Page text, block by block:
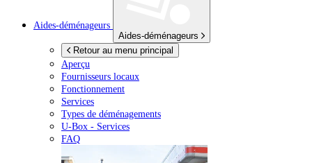
Aides-déménageurs
Aides-déménageurs
Retour au menu principal
Aperçu
Fournisseurs locaux
Fonctionnement
Services
Types de déménagements
U-Box - Services
FAQ